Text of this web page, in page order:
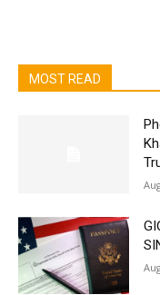
MOST READ